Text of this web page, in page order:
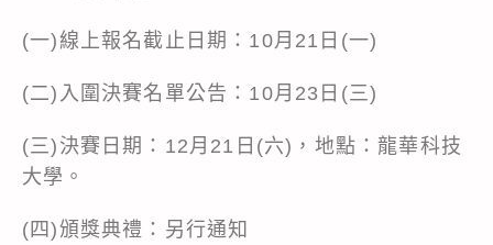
(一)線上報名截止日期：10月21日(一)
(二)入圍決賽名單公告：10月23日(三)
(三)決賽日期：12月21日(六)，地點：龍華科技
大學。
(四)頒獎典禮：另行通知